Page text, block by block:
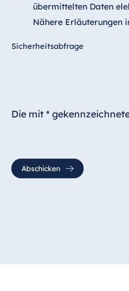
übermittelten Daten
Nähere Erläuterungen
Sicherheitsabfrage
Die mit *
Abschicken